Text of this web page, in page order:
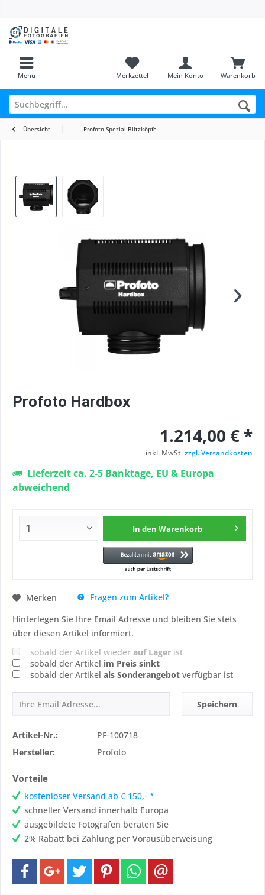
Menü Warenkorb
Merkzettel Mein Konto
Übersicht Profoto Spezial-Blitzköpfe
Profoto Hardbox
1.214,00 € *
inkl. MwSt.zzgl. Versandkosten
Lieferzeit ca. 2-5 Banktage, EU & Europa
abweichend
In den Warenkorb
Merken
Fragen zum Artikel?
Hinterlegen Sie Ihre Email Adresse und bleiben Sie stets
über diesen Artikel informiert.
sobald der Artikel wieder auf Lager ist
sobald der Artikel im Preis sinkt
sobald der Artikel als Sonderangebot verfügbar ist
Speichern
Artikel-Nr.:
PF-100718
Hersteller:
Profoto
Vorteile
kostenloser Versand ab € 150,- *
schneller Versand innerhalb Europa
ausgebildete Fotografen beraten Sie
2% Rabatt bei Zahlung per Vorausüberweisung